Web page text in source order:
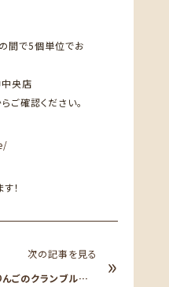
間で5個単位でお
央店
ご確認ください。
！
次の記事を見る
んごのクランブルがリ
»